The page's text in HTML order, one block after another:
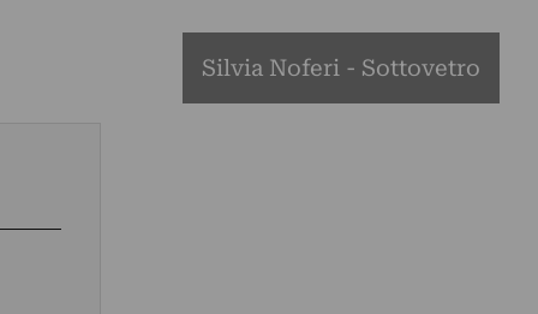
Silvia Noferi - Sottovetro